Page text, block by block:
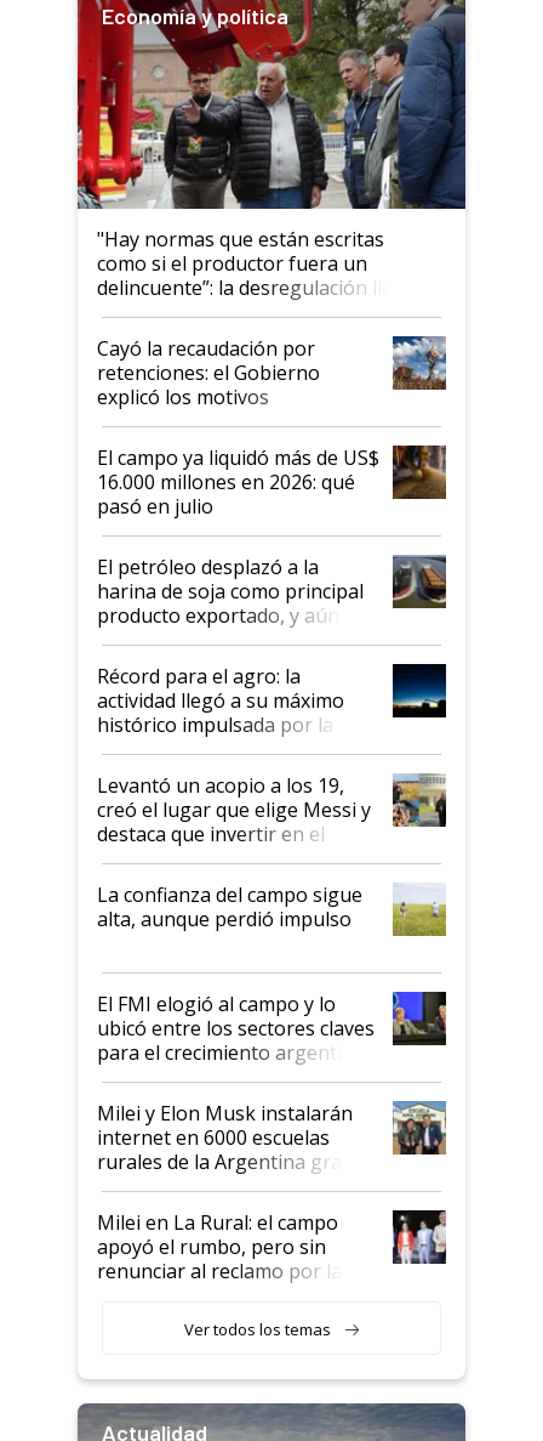
Economía y política
"Hay normas que están escritas
como si el productor fuera un
delincuente”: la desregulación llegó
al Congreso Aapresid y hasta se
habló del financiamiento al IPCVA
Cayó la recaudación por
retenciones: el Gobierno
explicó los motivos
El campo ya liquidó más de US$
16.000 millones en 2026: qué
pasó en julio
El petróleo desplazó a la
harina de soja como principal
producto exportado, y aún así
el agro aportó casi seis de cada
diez dólares y sostuvo el
liderazgo en un semestre
récord
Récord para el agro: la
actividad llegó a su máximo
histórico impulsada por la
cosecha y las exportaciones
Levantó un acopio a los 19,
creó el lugar que elige Messi y
destaca que invertir en el
kirchnerismo era como "darle
plata a un hijo para droga":
Juan Félix Rossetti, el libertario
que de una dura crisis salió
de Milei
La confianza del campo sigue
alta, aunque perdió impulso
El FMI elogió al campo y lo
ubicó entre los sectores claves
para el crecimiento argentino
Milei y Elon Musk instalarán
internet en 6000 escuelas
rurales de la Argentina gracias
a un acuerdo con Starlink
Milei en La Rural: el campo
apoyó el rumbo, pero sin
renunciar al reclamo por las
Ver todos los temas
Actualidad